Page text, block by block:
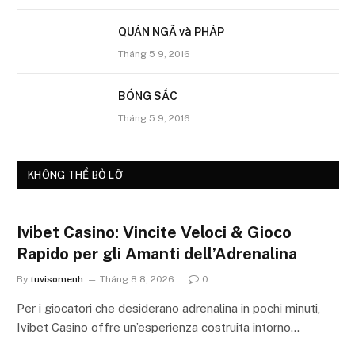
QUÁN NGÃ và PHÁP
Tháng 5 9, 2016
BÓNG SẮC
Tháng 5 9, 2016
KHÔNG THỂ BỎ LỠ
Ivibet Casino: Vincite Veloci & Gioco
Rapido per gli Amanti dell’Adrenalina
By tuvisomenh Tháng 8 8, 2026 0
Per i giocatori che desiderano adrenalina in pochi minuti,
Ivibet Casino offre un’esperienza costruita intorno…